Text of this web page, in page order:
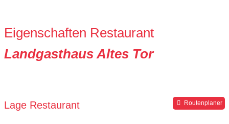
Eigenschaften Restaurant
Landgasthaus Altes Tor
Lage Restaurant Routenplaner